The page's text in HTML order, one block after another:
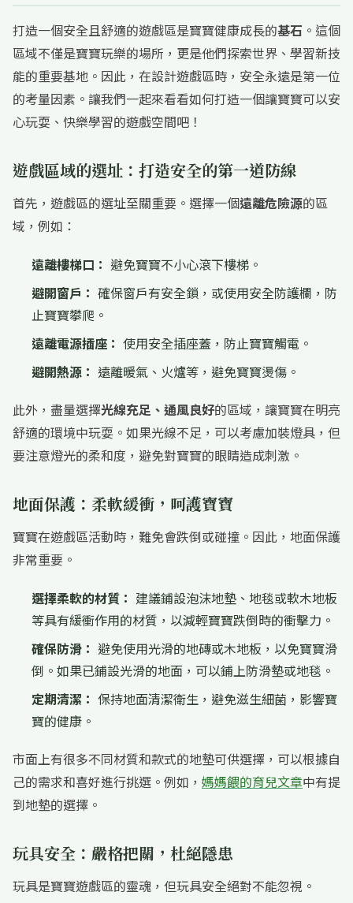
打造一個安全且舒適的遊戲區是寶寶健康成長的基石 。這個
區域不僅是寶寶玩樂的場所，更是他們探索世界、學習新技
能的重要基地。因此，在設計遊戲區時，安全永遠是第一位
的考量因素。讓我們一起來看看如何打造一個讓寶寶可以安
心玩耍、快樂學習的遊戲空間吧！
遊戲區域的選址：打造安全的第一道防線
首先，遊戲區的選址至關重要。選擇一個遠離危險源的區
域，例如：
遠離樓梯口： 避免寶寶不小心滾下樓梯。
避開窗戶： 確保窗戶有安全鎖，或使用安全防護欄，防
止寶寶攀爬。
遠離電源插座： 使用安全插座蓋，防止寶寶觸電。
避開熱源： 遠離暖氣、火爐等，避免寶寶燙傷。
此外，盡量選擇光線充足、通風良好的區域，讓寶寶在明亮
舒適的環境中玩耍。如果光線不足，可以考慮加裝燈具，但
要注意燈光的柔和度，避免對寶寶的眼睛造成刺激。
地面保護：柔軟緩衝，呵護寶寶
寶寶在遊戲區活動時，難免會跌倒或碰撞。因此，地面保護
非常重要。
選擇柔軟的材質： 建議鋪設泡沫地墊、地毯或軟木地板
等具有緩衝作用的材質，以減輕寶寶跌倒時的衝擊力。
確保防滑： 避免使用光滑的地磚或木地板，以免寶寶滑
倒。如果已鋪設光滑的地面，可以鋪上防滑墊或地毯。
定期清潔： 保持地面清潔衛生，避免滋生細菌，影響寶
寶的健康。
市面上有很多不同材質和款式的地墊可供選擇，可以根據自
己的需求和喜好進行挑選。例如， 媽媽餵的育兒文章中有提
到地墊的選擇。
玩具安全：嚴格把關，杜絕隱患
玩具是寶寶遊戲區的靈魂，但玩具安全絕對不能忽視。